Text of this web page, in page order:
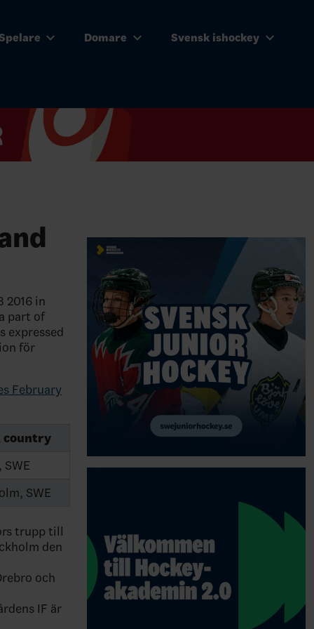
Domare Svensk ishockey
2016 in
part of
expressed
för
February
country
SWE
trupp till
den
och
IF är